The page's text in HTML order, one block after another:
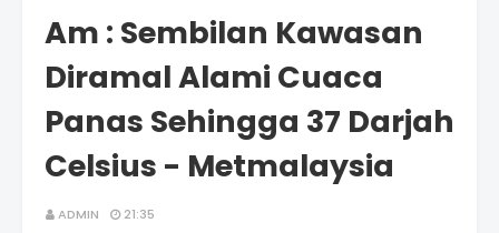
Am : Sembilan Kawasan
Diramal Alami Cuaca
Panas Sehingga 37 Darjah
Celsius - Metmalaysia
ADMIN 21:35